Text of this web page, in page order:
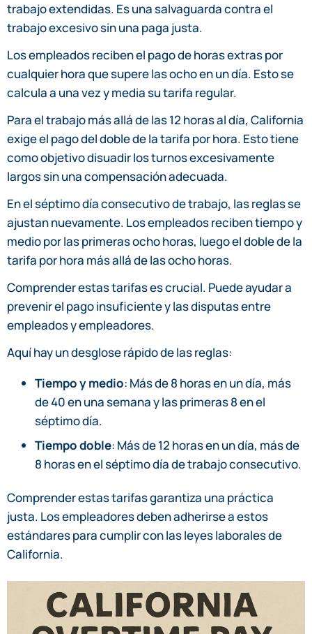
trabajo extendidas. Es una salvaguarda contra el
trabajo excesivo sin una paga justa.
Los empleados reciben el pago de horas extras por
cualquier hora que supere las ocho en un día. Esto se
calcula a una vez y media su tarifa regular.
Para el trabajo más allá de las 12 horas al día, California
exige el pago del doble de la tarifa por hora. Esto tiene
como objetivo disuadir los turnos excesivamente
largos sin una compensación adecuada.
En el séptimo día consecutivo de trabajo, las reglas se
ajustan nuevamente. Los empleados reciben tiempo y
medio por las primeras ocho horas, luego el doble de la
tarifa por hora más allá de las ocho horas.
Comprender estas tarifas es crucial. Puede ayudar a
prevenir el pago insuficiente y las disputas entre
empleados y empleadores.
Aquí hay un desglose rápido de las reglas:
Tiempo y medio: Más de 8 horas en un día, más
de 40 en una semana y las primeras 8 en el
séptimo día.
Tiempo doble: Más de 12 horas en un día, más de
8 horas en el séptimo día de trabajo consecutivo.
Comprender estas tarifas garantiza una práctica
justa. Los empleadores deben adherirse a estos
estándares para cumplir con las leyes laborales de
California.